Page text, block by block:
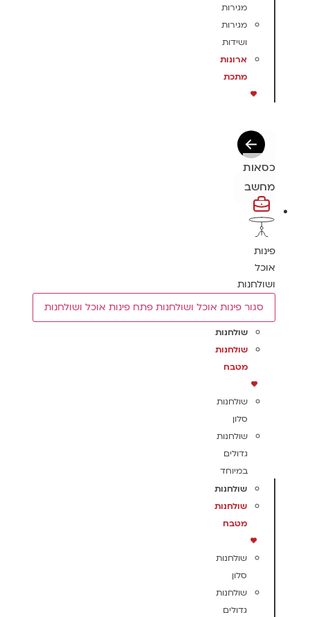
מגירות
מגירות
ושידות
ארונות
מתכת
כסאות
מחשב
פינות
אוכל
ושולחנות
סגור פינות אוכל ושולחנות פתח פינות אוכל ושולחנות
שולחנות
שולחנות
מטבח
שולחנות
סלון
שולחנות
גדולים
במיוחד
שולחנות
שולחנות
מטבח
שולחנות
סלון
שולחנות
גדולים